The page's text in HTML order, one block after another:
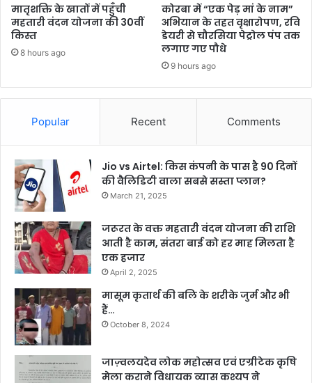
मातृशक्ति के खातों में पहुँची
महतारी वंदन योजना की 30वीं
किस्त
8 hours ago
कोरबा में “एक पेड़ मां के नाम”
अभियान के तहत वृक्षारोपण, रवि
डेयरी से चौरसिया पेट्रोल पंप तक
लगाए गए पौधे
9 hours ago
Popular Recent Comments
Jio vs Airtel: किस कंपनी के पास है 90 दिनों
की वैलिडिटी वाला सबसे सस्ता प्लान?
March 21, 2025
जरूरत के वक्त महतारी वंदन योजना की राशि
आती है काम, संतरा बाई को हर माह मिलता है
एक हजार
April 2, 2025
मासूम कृतार्थ की बलि के शरीके जुर्म और भी
हैं…
October 8, 2024
जाज़्वलयदेव लोक महोत्सव एवं एग्रीटेक कृषि
मेला कराने विधायक व्यास कश्यप ने